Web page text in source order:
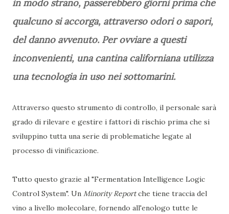
in modo strano, passerebbero giorni prima che
qualcuno si accorga, attraverso odori o sapori,
del danno avvenuto. Per ovviare a questi
inconvenienti, una cantina californiana utilizza
una tecnologia in uso nei sottomarini.
Attraverso questo strumento di controllo, il personale sarà
grado di rilevare e gestire i fattori di rischio prima che si
sviluppino tutta una serie di problematiche legate al
processo di vinificazione.
Tutto questo grazie al "Fermentation Intelligence Logic
Control System". Un Minority Reportche tiene traccia del
vino a livello molecolare, fornendo all'enologo tutte le